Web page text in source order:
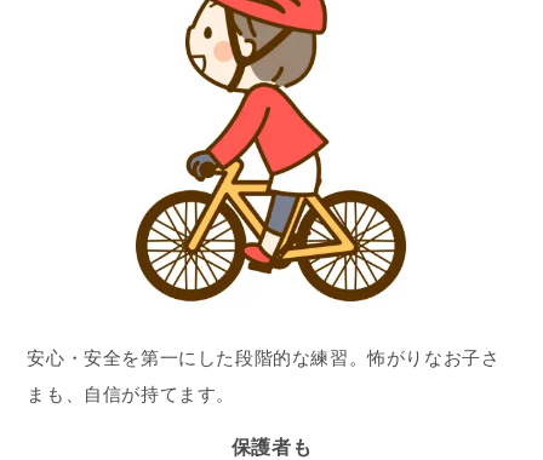
安心・安全を第一にした段階的な練習。怖がりなお子さ
まも、自信が持てます。
保護者も